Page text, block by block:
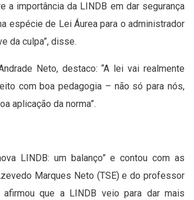
importância da LINDB em dar segurança
espécie de Lei Áurea para o administrador
da culpa”, disse.
Neto, destaco: “A lei vai realmente
com boa pedagogia – não só para nós,
aplicação da norma”.
LINDB: um balanço” e contou com as
Marques Neto (TSE) e do professor
que a LINDB veio para dar mais